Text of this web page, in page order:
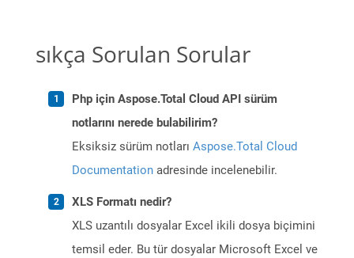
sıkça Sorulan Sorular
Php için Aspose.Total Cloud API sürüm
notlarını nerede bulabilirim?
Eksiksiz sürüm notları Aspose.Total Cloud
Documentation adresinde incelenebilir.
XLS Formatı nedir?
XLS uzantılı dosyalar Excel ikili dosya biçimini
temsil eder. Bu tür dosyalar Microsoft Excel ve